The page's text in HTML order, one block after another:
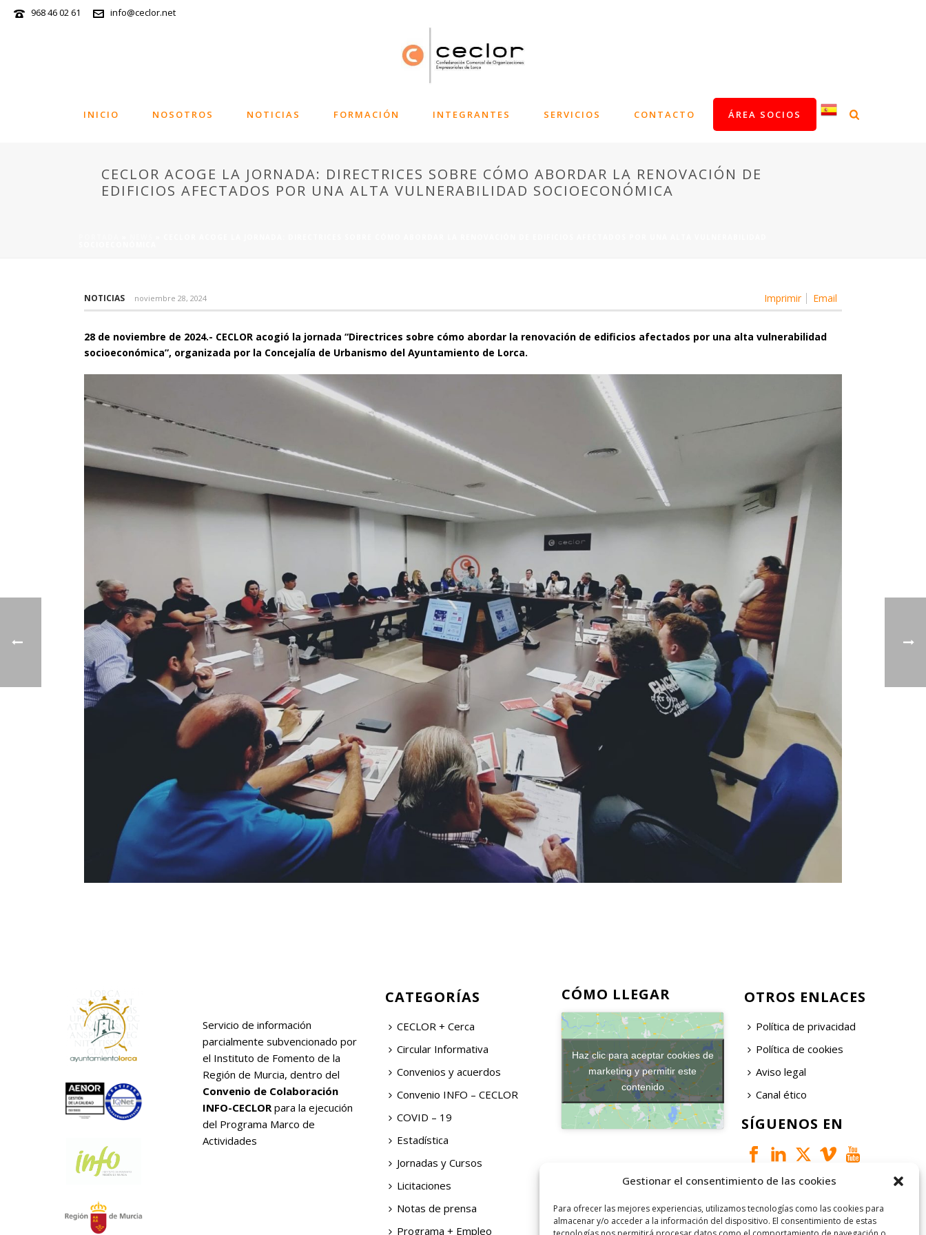
Gestionar el consentimiento de las cookies
Para ofrecer las mejores experiencias, utilizamos tecnologías como las cookies para
almacenar y/o acceder a la información del dispositivo. El consentimiento de estas
968 46 02 61 info@ceclor.net
INICIO NOSOTROS NOTICIAS FORMACIÓN INTEGRANTES SERVICIOS CONTACTO ÁREA SOCIOS
CECLOR ACOGE LA JORNADA: DIRECTRICES SOBRE CÓMO ABORDAR LA RENOVACIÓN DE
EDIFICIOS AFECTADOS POR UNA ALTA VULNERABILIDAD SOCIOECONÓMICA
Imprimir Email
NOTICIAS noviembre 28, 2024
28 de noviembre de 2024.- CECLOR acogió la jornada “Directrices sobre cómo abordar la renovación de edificios afectados por una alta vulnerabilidad
socioeconómica”, organizada por la Concejalía de Urbanismo del Ayuntamiento de Lorca.
Servicio de información
parcialmente subvencionado por
el Instituto de Fomento de la
Región de Murcia, dentro del
Convenio de Colaboración
INFO-CECLOR para la ejecución
del Programa Marco de
Actividades
CATEGORÍAS
CECLOR + Cerca
Circular Informativa
Convenios y acuerdos
Convenio INFO – CECLOR
COVID – 19
Estadística
Jornadas y Cursos
Licitaciones
Notas de prensa
Programa + Empleo
CÓMO LLEGAR
Haz clic para aceptar cookies de
marketing y permitir este
contenido
OTROS ENLACES
Política de privacidad
Política de cookies
Aviso legal
Canal ético
SÍGUENOS EN